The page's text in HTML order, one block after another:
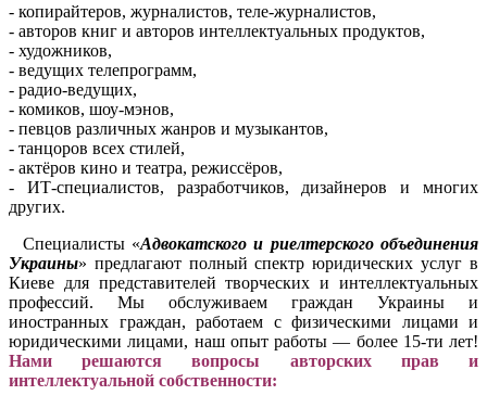
- копирайтеров, журналистов, теле-журналистов,
- авторов книг и авторов интеллектуальных продуктов,
- художников,
- ведущих телепрограмм,
- радио-ведущих,
- комиков, шоу-мэнов,
- певцов различных жанров и музыкантов,
- танцоров всех стилей,
- актёров кино и театра, режиссёров,
- ИТ-специалистов, разработчиков, дизайнеров и многих
других.
Специалисты «Адвокатского и риелтерского объединения
Украины» предлагают полный спектр юридических услуг в
Киеве для представителей творческих и интеллектуальных
профессий. Мы обслуживаем граждан Украины и
иностранных граждан, работаем с физическими лицами и
юридическими лицами, наш опыт работы — более 15-ти лет!
Нами решаются вопросы авторских прав и
интеллектуальной собственности: